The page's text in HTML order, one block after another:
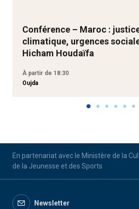
Conférence – Maroc :
climatique, urgences
Hicham Houdaïfa
À partir de 18:30
Oujda
En partenariat avec le Ministère de la
de la Jeunesse et des Sports
Newsletter